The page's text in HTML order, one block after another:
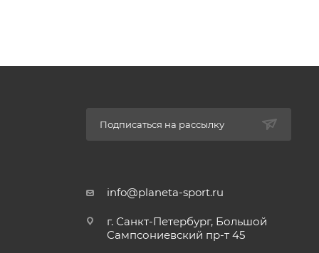
Подписаться на рассылку
info@planeta-sport.ru
г. Санкт-Петербург, Большой
Сампсониевский пр-т 45